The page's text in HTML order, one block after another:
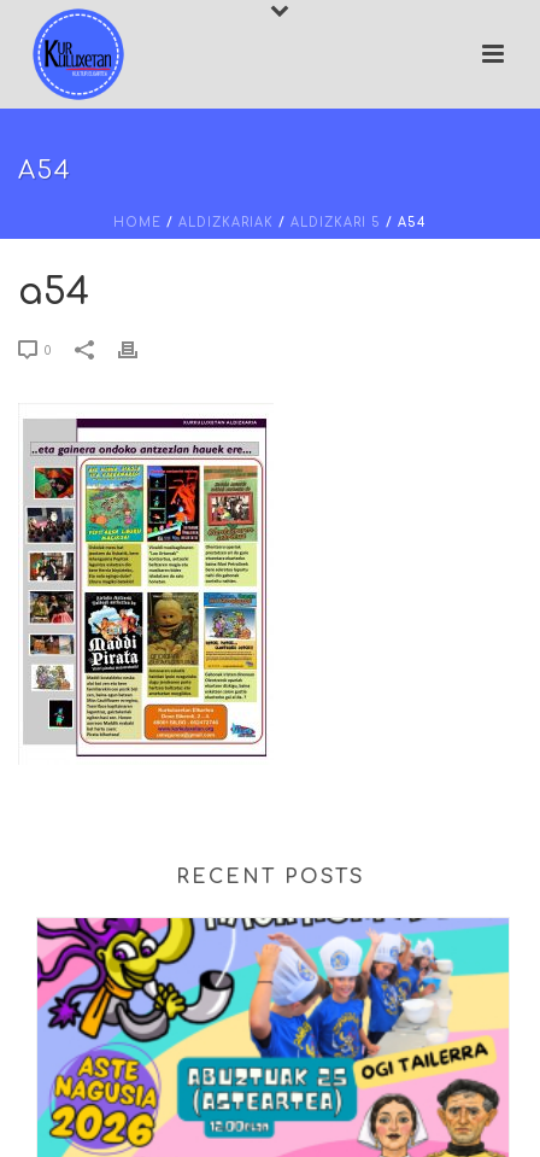
A54
HOME / ALDIZKARIAK / ALDIZKARI 5 / A54
a54
0
RECENT POSTS